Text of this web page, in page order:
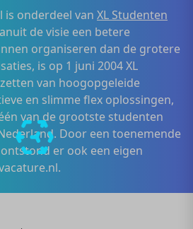
is onderdeel van XL Studenten
de visie een betere
organiseren dan de grotere
is op 1 juni 2004 XL
van hoogopgeleide
en slimme flex oplossingen,
van de grootste studenten
Door een toenemende
er ook een eigen